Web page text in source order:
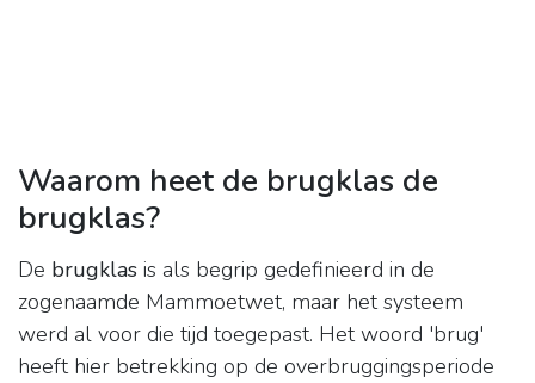
Waarom heet de brugklas de
brugklas?
De brugklas is als begrip gedefinieerd in de
zogenaamde Mammoetwet, maar het systeem
werd al voor die tijd toegepast. Het woord 'brug'
heeft hier betrekking op de overbruggingsperiode